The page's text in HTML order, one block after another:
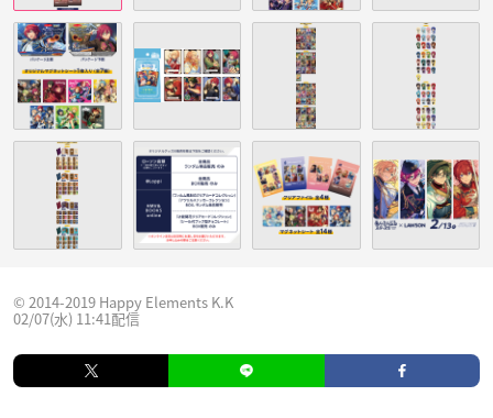
© 2014-2019 Happy Elements K.K
02/07(水) 11:41配信